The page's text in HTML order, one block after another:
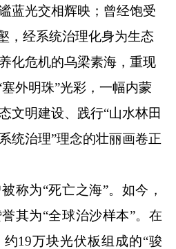
蓝光交相辉映；曾经饱受
，经系统治理化身为生态
化危机的乌梁素海，重现
外明珠”光彩，一幅内蒙
文明建设、践行“山水林田
统治理”理念的壮丽画卷正
称为“死亡之海”。如今，
其为“全球治沙样本”。在
19万块光伏板组成的“骏